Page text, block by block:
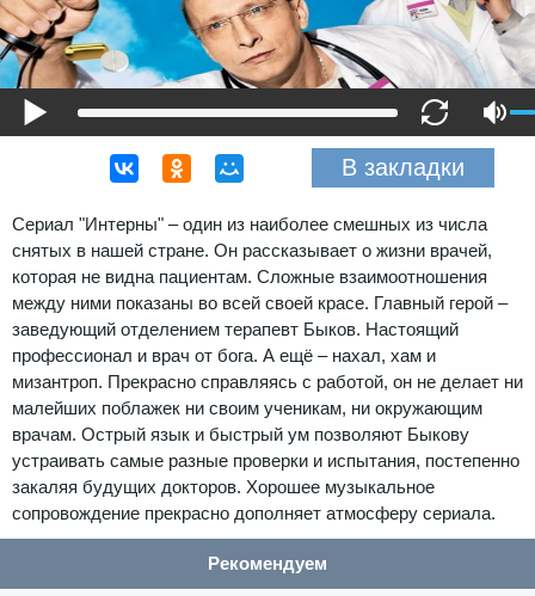
В закладки
Сериал "Интерны" – один из наиболее смешных из числа
снятых в нашей стране. Он рассказывает о жизни врачей,
которая не видна пациентам. Сложные взаимоотношения
между ними показаны во всей своей красе. Главный герой –
заведующий отделением терапевт Быков. Настоящий
профессионал и врач от бога. А ещё – нахал, хам и
мизантроп. Прекрасно справляясь с работой, он не делает ни
малейших поблажек ни своим ученикам, ни окружающим
врачам. Острый язык и быстрый ум позволяют Быкову
устраивать самые разные проверки и испытания, постепенно
закаляя будущих докторов. Хорошее музыкальное
сопровождение прекрасно дополняет атмосферу сериала.
Рекомендуем